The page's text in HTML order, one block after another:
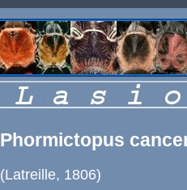
Phormictopus
(Latreille, 1806)